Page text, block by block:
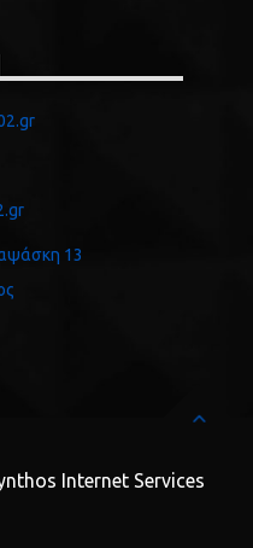
13
Internet Services